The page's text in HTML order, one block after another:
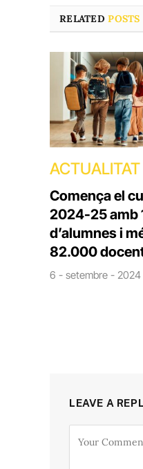
RELATEDPOSTS
ACTUALITAT
Comença el
2024-25 amb
d’alumnes i
82.000
6 - setembre - 2024
LEAVE A